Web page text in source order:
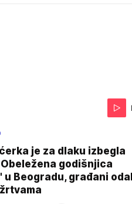
je za dlaku izbegla
godišnjica
u Beogradu, građani